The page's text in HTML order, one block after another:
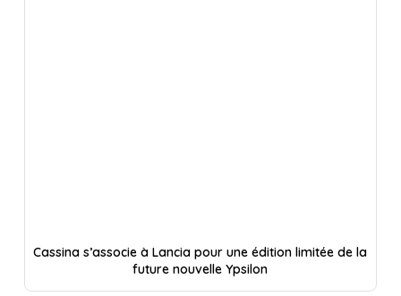
Cassina s’associe à Lancia pour une édition limitée de la
future nouvelle Ypsilon